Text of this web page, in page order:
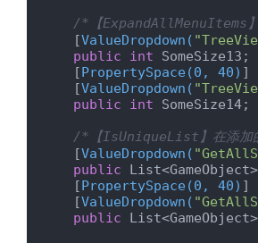
/*【ExpandAllMenuItems】
    [
ValueDropdown(
public
int SomeSize13;
    [
PropertySpace(0, 40) ]
    [
ValueDropdown(
public
int SomeSize14;
/*【IsUniqueList】在添加
    [
ValueDropdown(
public
    [
PropertySpace(0, 40) ]
    [
ValueDropdown(
public